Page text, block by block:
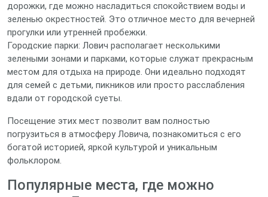
дорожки, где можно насладиться спокойствием воды и
зеленью окрестностей. Это отличное место для вечерней
прогулки или утренней пробежки.
Городские парки: Лович располагает несколькими
зелеными зонами и парками, которые служат прекрасным
местом для отдыха на природе. Они идеально подходят
для семей с детьми, пикников или просто расслабления
вдали от городской суеты.
Посещение этих мест позволит вам полностью
погрузиться в атмосферу Ловича, познакомиться с его
богатой историей, яркой культурой и уникальным
фольклором.
Популярные места, где можно